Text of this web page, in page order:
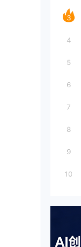
3
4
5
6
7
8
9
10